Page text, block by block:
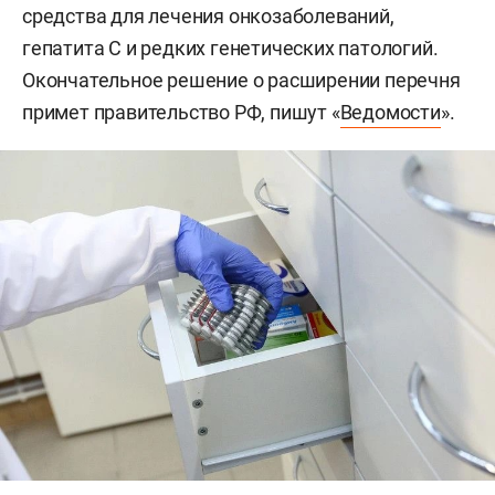
средства для лечения онкозаболеваний,
гепатита С и редких генетических патологий.
Окончательное решение о расширении перечня
примет правительство РФ, пишут «Ведомости».